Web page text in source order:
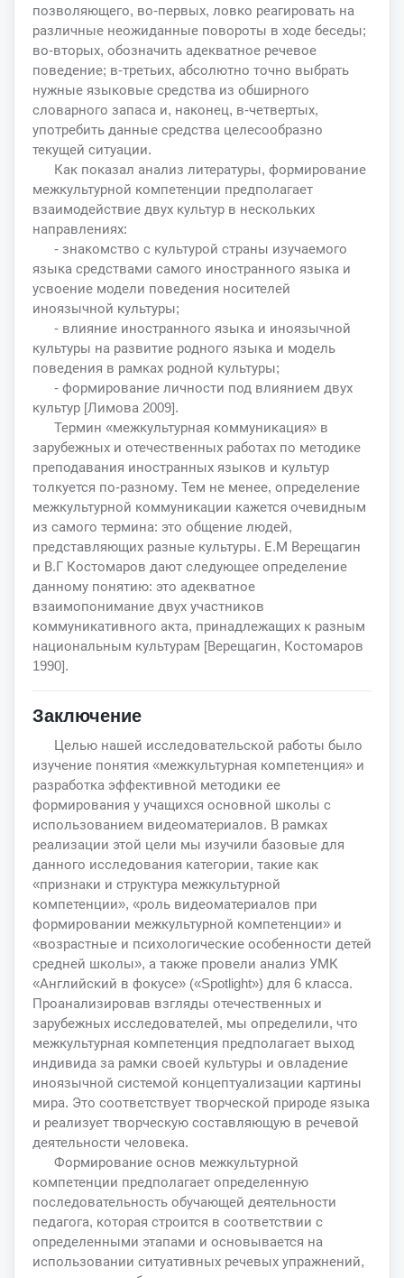
позволяющего, во-первых, ловко реагировать на
различные неожиданные повороты в ходе беседы;
во-вторых, обозначить адекватное речевое
поведение; в-третьих, абсолютно точно выбрать
нужные языковые средства из обширного
словарного запаса и, наконец, в-четвертых,
употребить данные средства целесообразно
текущей ситуации.
Как показал анализ литературы, формирование
межкультурной компетенции предполагает
взаимодействие двух культур в нескольких
направлениях:
- знакомство с культурой страны изучаемого
языка средствами самого иностранного языка и
усвоение модели поведения носителей
иноязычной культуры;
- влияние иностранного языка и иноязычной
культуры на развитие родного языка и модель
поведения в рамках родной культуры;
- формирование личности под влиянием двух
культур [Лимова 2009].
Термин «межкультурная коммуникация» в
зарубежных и отечественных работах по методике
преподавания иностранных языков и культур
толкуется по-разному. Тем не менее, определение
межкультурной коммуникации кажется очевидным
из самого термина: это общение людей,
представляющих разные культуры. Е.М Верещагин
и В.Г Костомаров дают следующее определение
данному понятию: это адекватное
взаимопонимание двух участников
коммуникативного акта, принадлежащих к разным
национальным культурам [Верещагин, Костомаров
1990].
Заключение
Целью нашей исследовательской работы было
изучение понятия «межкультурная компетенция» и
разработка эффективной методики ее
формирования у учащихся основной школы с
использованием видеоматериалов. В рамках
реализации этой цели мы изучили базовые для
данного исследования категории, такие как
«признаки и структура межкультурной
компетенции», «роль видеоматериалов при
формировании межкультурной компетенции» и
«возрастные и психологические особенности детей
средней школы», а также провели анализ УМК
«Английский в фокусе» («Spotlight») для 6 класса.
Проанализировав взгляды отечественных и
зарубежных исследователей, мы определили, что
межкультурная компетенция предполагает выход
индивида за рамки своей культуры и овладение
иноязычной системой концептуализации картины
мира. Это соответствует творческой природе языка
и реализует творческую составляющую в речевой
деятельности человека.
Формирование основ межкультурной
компетенции предполагает определенную
последовательность обучающей деятельности
педагога, которая строится в соответствии с
определенными этапами и основывается на
использовании ситуативных речевых упражнений,